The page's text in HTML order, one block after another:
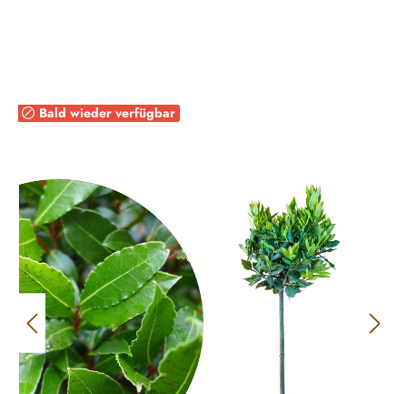
Bald wieder verfügbar